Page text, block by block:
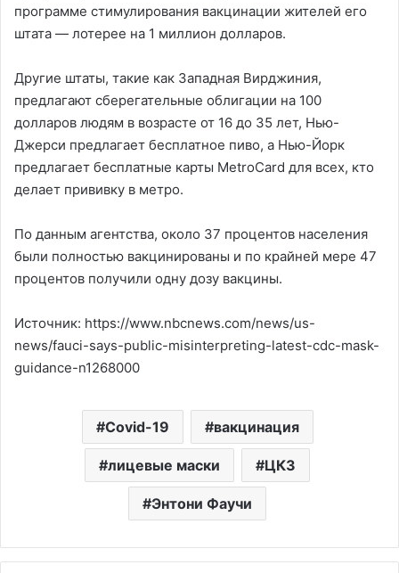
программе стимулирования вакцинации жителей его
штата — лотерее на 1 миллион долларов.
Другие штаты, такие как Западная Вирджиния,
предлагают сберегательные облигации на 100
долларов людям в возрасте от 16 до 35 лет, Нью-
Джерси предлагает бесплатное пиво, а Нью-Йорк
предлагает бесплатные карты MetroCard для всех, кто
делает прививку в метро.
По данным агентства, около 37 процентов населения
были полностью вакцинированы и по крайней мере 47
процентов получили одну дозу вакцины.
Источник: https://www.nbcnews.com/news/us-
news/fauci-says-public-misinterpreting-latest-cdc-mask-
guidance-n1268000
Covid-19 вакцинация
лицевые маски ЦКЗ
Энтони Фаучи